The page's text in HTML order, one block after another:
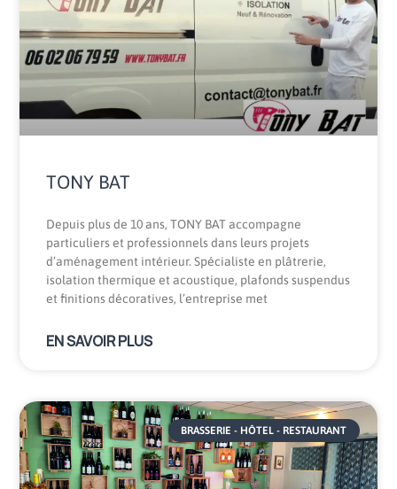
TONY BAT
Depuis plus de 10 ans, TONY BAT accompagne
particuliers et professionnels dans leurs projets
d’aménagement intérieur. Spécialiste en plâtrerie,
isolation thermique et acoustique, plafonds suspendus
et finitions décoratives, l’entreprise met
EN SAVOIR PLUS
BRASSERIE - HÔTEL - RESTAURANT